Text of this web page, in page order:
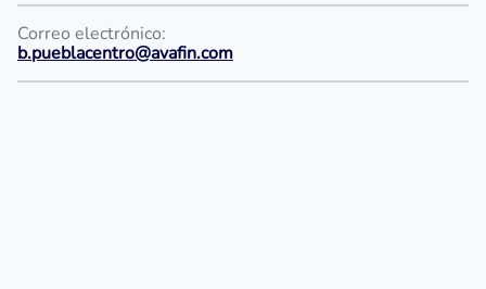
Correo electrónico:
b.pueblacentro@avafin.com